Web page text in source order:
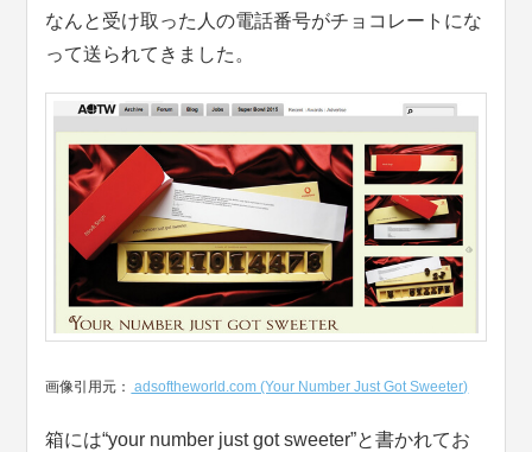
なんと受け取った人の電話番号がチョコレートにな
って送られてきました。
画像引用元： adsoftheworld.com (Your Number Just Got Sweeter)
箱には“your number just got sweeter”と書かれてお